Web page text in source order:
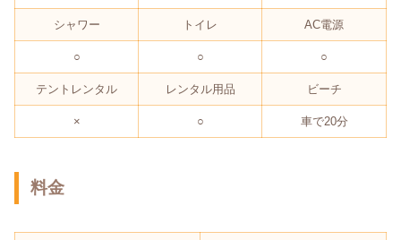
シャワー トイレ AC電源
○ ○ ○
テントレンタル レンタル用品 ビーチ
× ○ 車で20分
料金